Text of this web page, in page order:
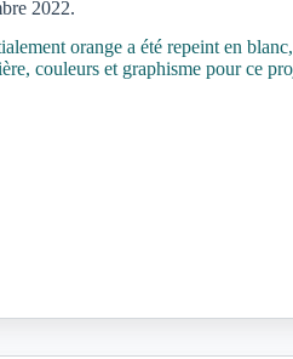
2022.
orange a été repeint en
couleurs et graphisme pour ce